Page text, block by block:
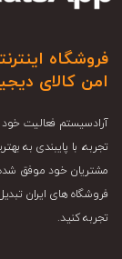
فروشگاه
امن کالای
تجربه، با پایبندی به
مشتریان خود موفق شده
فروشگاه های ایران
تجربه کنید.